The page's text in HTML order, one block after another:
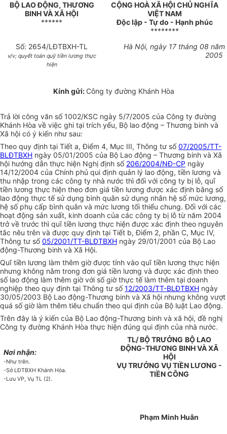
BỘ LAO ĐỘNG, THƯƠNG
BINH VÀ XÃ HỘI
******
CỘNG HOÀ XÃ HỘI CHỦ NGHĨA
VIỆT NAM
Độc lập - Tự do - Hạnh phúc
********
Số: 2654/LĐTBXH-TL
v/v; quyết toán quỹ tiền lương thực
hiện
Hà Nội, ngày 17 tháng 08 năm
2005
Kính gửi: Công ty đường Khánh Hòa
Trả lời công văn số 1002/KSC ngày 5/7/2005 của Công ty đường
Khánh Hòa về việc ghi tại trích yếu, Bộ lao động – Thương binh và
Xã hội có ý kiến như sau:
Theo quy định tại Tiết a, Điểm 4, Mục III, Thông tư số07/2005/TT-
BLĐTBXH ngày 05/01/2005 của Bộ Lao động – Thương binh và Xã
hội hướng dẫn thực hiện Nghị định số 206/2004/NĐ-CP ngày
14/12/2004 của Chính phủ qui định quản lý lao động, tiền lương và
thu nhập trong các công ty nhà nước thì đối với công ty bị lỗ, quĩ
tiền lương thực hiện theo đơn giá tiền lương được xác định bằng số
lao động thực tế sử dụng bình quân sử dụng nhân hệ số mức lương,
hệ số phụ cấp bình quân và mức lương tối thiểu chung. Đối với các
hoạt động sản xuất, kinh doanh của các công ty bị lỗ từ năm 2004
trở về trước thì quĩ tiền lương thực hiện được xác định theo nguyên
tắc nêu trên và được quy định tại Tiết b, Điểm 2, phần C, Mục IV,
Thông tư số05/2001/TT-BLĐTBXH ngày 29/01/2001 của Bộ Lao
động-Thương binh và Xã Hội.
Quĩ tiền lương làm thêm giờ được tính vào quĩ tiền lương thực hiện
nhưng không nằm trong đơn giá tiền lương và được xác định theo
số lao động làm thêm giờ với số giờ thực tế làm thêm tại doanh
nghiệp theo quy định tại Thông tư số12/2003/TT-BLĐTBXH ngày
30/05/2003 Bộ Lao động-Thương binh và Xã hội nhưng không vượt
quá số giờ làm thêm tiêu chuẩn theo qui định của Bộ luật Lao động.
Trên đây là ý kiến của Bộ Lao động-Thương binh và xã hội, đề nghị
Công ty đường Khánh Hòa thực hiện đúng qui định của nhà nước.
Nơi nhận:
-Như trên.
-Sở LĐTBXH Khánh Hòa.
-Lưu VP, Vụ TL (2).
TL/ BỘ TRƯỞNG BỘ LAO
ĐỘNG-THƯƠNG BINH VÀ XÃ
HỘI
VỤ TRƯỞNG VỤ TIỀN LƯƠNG -
TIỀN CÔNG
Phạm Minh Huân